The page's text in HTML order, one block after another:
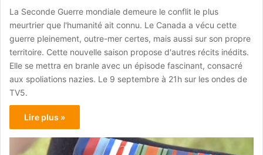
La Seconde Guerre mondiale demeure le conflit le plus
meurtrier que l'humanité ait connu. Le Canada a vécu cette
guerre pleinement, outre-mer certes, mais aussi sur son propre
territoire. Cette nouvelle saison propose d'autres récits inédits.
Elle se mettra en branle avec un épisode fascinant, consacré
aux spoliations nazies. Le 9 septembre à 21h sur les ondes de
TV5.
Lire plus »